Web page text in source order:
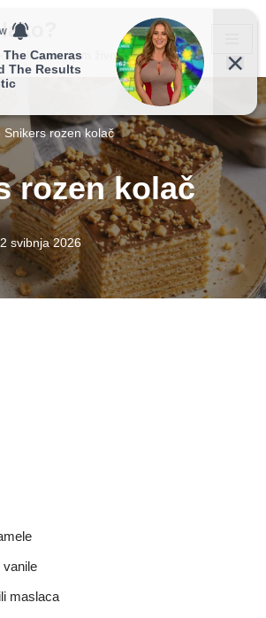
jednostavnijem životu!
Snikers rozen kolač
rozen kolač
svibnja 2026
vanile
maslaca